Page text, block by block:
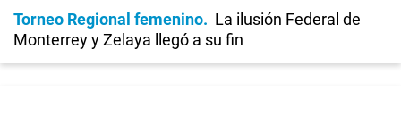
Torneo Regional femenino
La ilusión Federal de
Monterrey y Zelaya llegó a su fin